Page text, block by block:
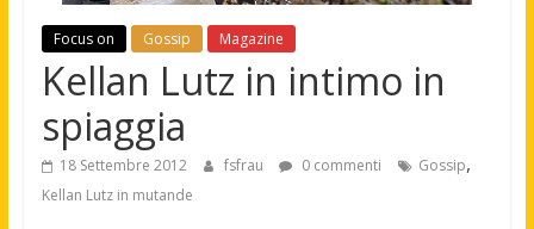
Focus on Gossip Magazine
Kellan Lutz in intimo in
spiaggia
18 Settembre 2012 fsfrau 0 commenti Gossip,
Kellan Lutz in mutande